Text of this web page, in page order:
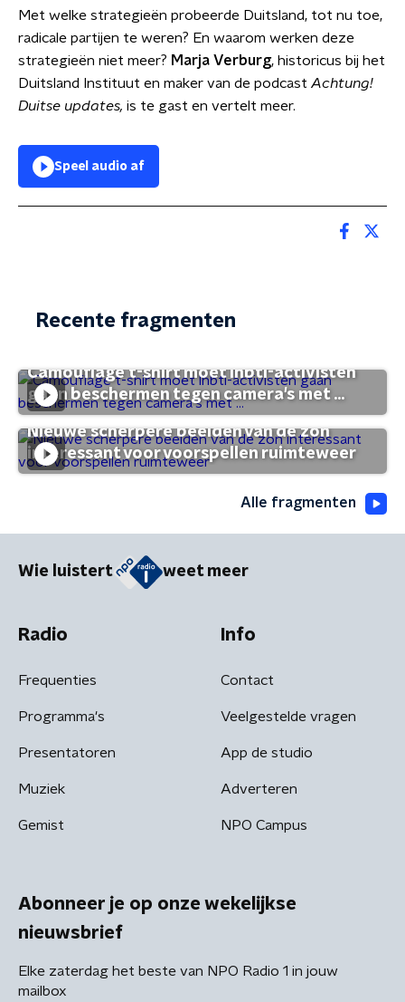
Met welke strategieën probeerde Duitsland, tot nu toe,
radicale partijen te weren? En waarom werken deze
strategieën niet meer? Marja Verburg, historicus bij het
Duitsland Instituut en maker van de podcast Achtung!
Duitse updates, is te gast en vertelt meer.
Speel audio af
Recente fragmenten
Camouflage t-shirt moet lhbti-activisten
gaan beschermen tegen camera's met ...
Nieuwe scherpere beelden van de zon
interessant voor voorspellen ruimteweer
Alle fragmenten
Wie luistert weet meer
Radio
Frequenties
Programma's
Presentatoren
Muziek
Gemist
Info
Contact
Veelgestelde vragen
App de studio
Adverteren
NPO Campus
Abonneer je op onze wekelijkse
nieuwsbrief
Elke zaterdag het beste van NPO Radio 1 in jouw
mailbox